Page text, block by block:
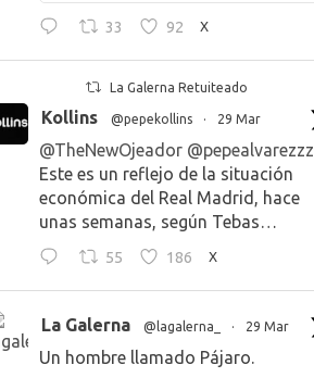
33 92 X
La Galerna Retuiteado
Kollins @pepekollins · 29 Mar
@TheNewOjeador @pepealvarezzz
Este es un reflejo de la situación
económica del Real Madrid, hace
unas semanas, según Tebas…
55 186 X
La Galerna @lagalerna_ · 29 Mar
Un hombre llamado Pájaro.